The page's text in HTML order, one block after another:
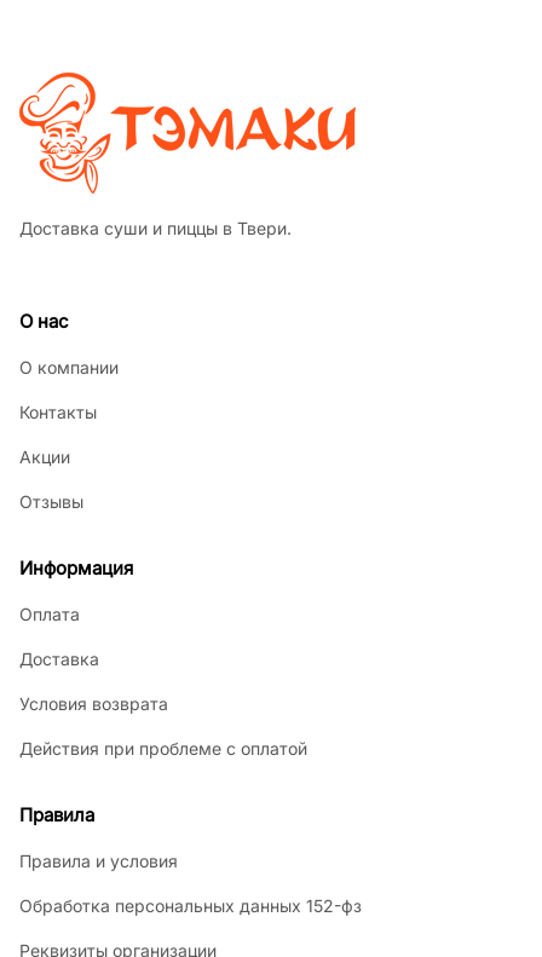
Доставка суши и пиццы в Твери.
О нас
О компании
Контакты
Акции
Отзывы
Информация
Оплата
Доставка
Условия возврата
Действия при проблеме с оплатой
Правила
Правила и условия
Обработка персональных данных 152-фз
Реквизиты организации